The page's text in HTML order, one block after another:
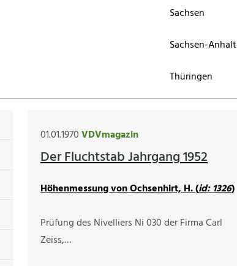
Sachsen
Sachsen-Anhalt
Thüringen
01.01.1970VDVmagazin
Der Fluchtstab Jahrgang 1952
Höhenmessung von Ochsenhirt, H. (id: 1326)
Prüfung des Nivelliers Ni 030 der Firma Carl
Zeiss,…